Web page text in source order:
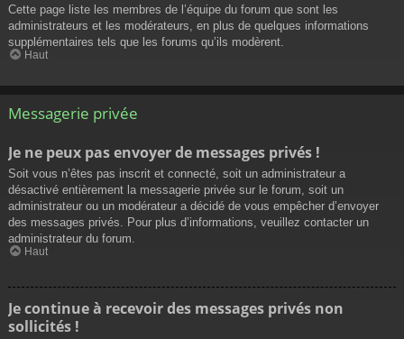
Cette page liste les membres de l’équipe du forum que sont les
administrateurs et les modérateurs, en plus de quelques informations
supplémentaires tels que les forums qu’ils modèrent.
Haut
Messagerie privée
Je ne peux pas envoyer de messages privés !
Soit vous n’êtes pas inscrit et connecté, soit un administrateur a
désactivé entièrement la messagerie privée sur le forum, soit un
administrateur ou un modérateur a décidé de vous empêcher d’envoyer
des messages privés. Pour plus d’informations, veuillez contacter un
administrateur du forum.
Haut
Je continue à recevoir des messages privés non
sollicités !